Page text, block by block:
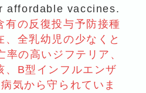
affordable vaccines.
有の反復投与予防接種
、全乳幼児の少なくと
率の高いジフテリア、
、B型インフルエンザ
気から守られていま